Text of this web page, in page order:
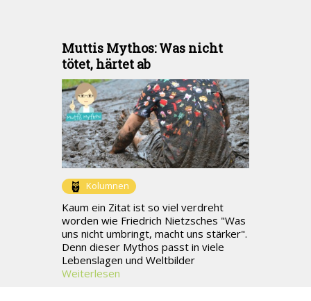
Muttis Mythos: Was nicht
tötet, härtet ab
Kolumnen
Kaum ein Zitat ist so viel verdreht
worden wie Friedrich Nietzsches "Was
uns nicht umbringt, macht uns stärker".
Denn dieser Mythos passt in viele
Lebenslagen und Weltbilder
Weiterlesen